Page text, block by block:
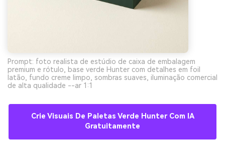
Prompt: foto realista de estúdio de caixa de embalagem
premium e rótulo, base verde Hunter com detalhes em foil
latão, fundo creme limpo, sombras suaves, iluminação comercial
de alta qualidade --ar 1:1
Crie Visuais De Paletas Verde Hunter Com IA
Gratuitamente